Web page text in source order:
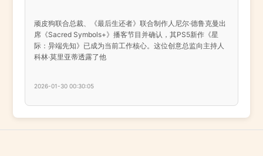
顽皮狗联合总裁、《最后生还者》联合制作人尼尔·德鲁克曼出
席《Sacred Symbols+》播客节目并确认，其PS5新作《星
际：异端先知》已成为当前工作核心。这位创意总监向主持人
科林·莫里亚蒂透露了他
2026-01-30 00:30:05